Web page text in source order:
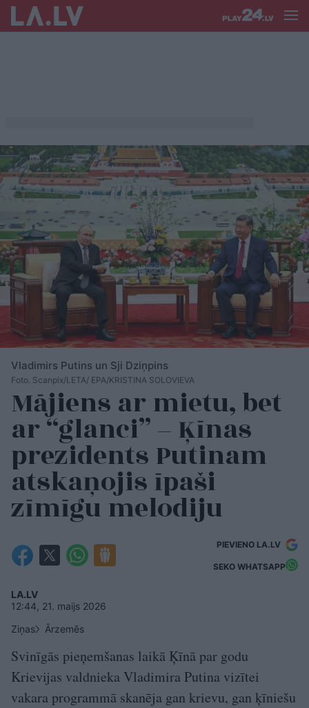
Vladimirs Putins un Sji Dziņpins
Foto. Scanpix/LETA/ EPA/KRISTINA SOLOVIEVA
Mājiens ar mietu, bet
ar “glanci” – Ķīnas
prezidents Putinam
atskaņojis īpaši
zīmīgu melodiju
PIEVIENO LA.LV
SEKO WHATSAPP
LA.LV
12:44, 21. maijs 2026
Ziņas
Ārzemēs
Svinīgās pieņemšanas laikā Ķīnā par godu
Krievijas valdnieka Vladimira Putina vizītei
vakara programmā skanēja gan krievu, gan ķīniešu